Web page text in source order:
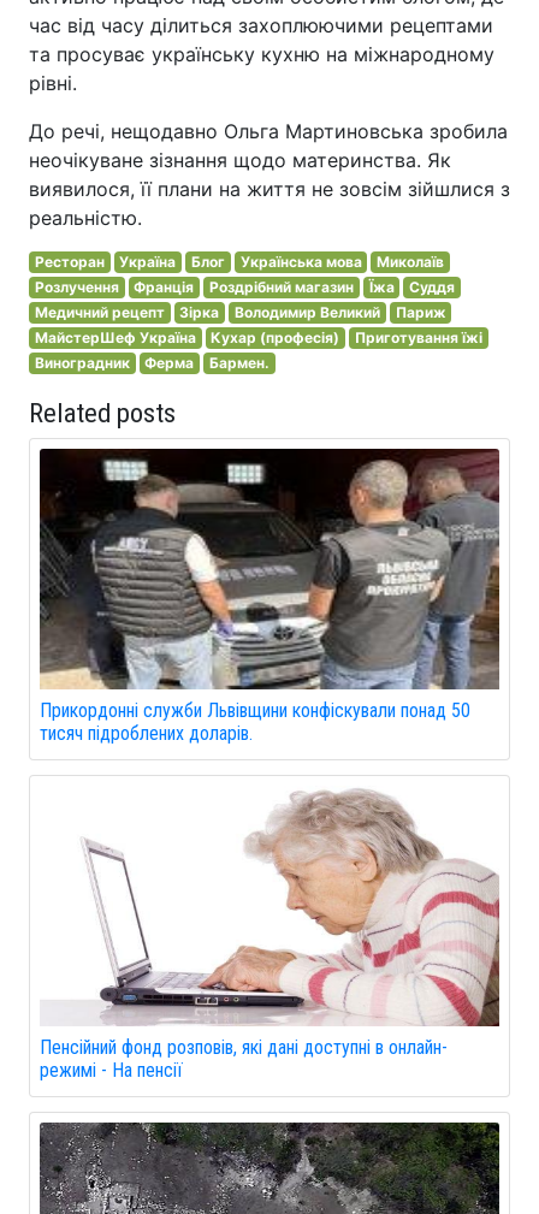
час від часу ділиться захоплюючими рецептами
та просуває українську кухню на міжнародному
рівні.
До речі, нещодавно Ольга Мартиновська зробила
неочікуване зізнання щодо материнства. Як
виявилося, її плани на життя не зовсім зійшлися з
реальністю.
Ресторан Україна Блог Українська мова
Миколаїв
Розлучення
Франція Роздрібний магазин Їжа
Суддя
Медичний рецепт
Зірка Володимир Великий
Париж
МайстерШеф Україна
Кухар (професія)
Приготування їжі
Виноградник
Ферма Бармен.
Related posts
Прикордонні служби Львівщини конфіскували понад 50
тисяч підроблених доларів.
Пенсійний фонд розповів, які дані доступні в онлайн-
режимі - На пенсії